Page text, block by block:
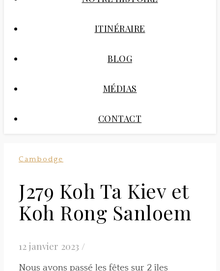
ITINÉRAIRE
BLOG
MÉDIAS
CONTACT
Cambodge
J279 Koh Ta Kiev et
Koh Rong Sanloem
12 janvier 2023 /
Nous avons passé les fêtes sur 2 îles